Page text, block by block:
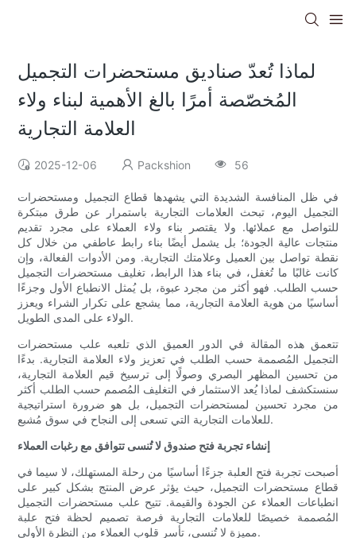
لماذا تُعدّ صناديق مستحضرات التجميل
المُخصّصة أمرًا بالغ الأهمية لبناء ولاء
العلامة التجارية
2025-12-06 Packshion 56
في ظل المنافسة الشديدة التي يشهدها قطاع التجميل ومستحضرات
التجميل اليوم، تبحث العلامات التجارية باستمرار عن طرق مبتكرة
للتواصل مع عملائها. ولا يقتصر بناء ولاء العملاء على مجرد تقديم
منتجات عالية الجودة؛ بل يشمل أيضًا بناء رابط عاطفي من خلال كل
نقطة تواصل بين العميل وعلامتك التجارية. ومن الأدوات الفعالة، وإن
كانت غالبًا ما تُغفل، في بناء هذا الرابط، تغليف مستحضرات التجميل
حسب الطلب. فهو أكثر من مجرد عبوة، بل يُمثل الانطباع الأول وجزءًا
أساسيًا من هوية العلامة التجارية، مما يشجع على تكرار الشراء ويعزز
الولاء على المدى الطويل.
تتعمق هذه المقالة في الدور العميق الذي تلعبه علب مستحضرات
التجميل المُصممة حسب الطلب في تعزيز ولاء العلامة التجارية. بدءًا
من تحسين المظهر البصري وصولًا إلى ترسيخ قيم العلامة التجارية،
سنستكشف لماذا يُعد الاستثمار في التغليف المُصمم حسب الطلب أكثر
من مجرد تحسين لمستحضرات التجميل، بل هو ضرورة استراتيجية
للعلامات التجارية التي تسعى إلى النجاح في سوق مُشبع.
إنشاء تجربة فتح صندوق لا تُنسى تتوافق مع رغبات العملاء
أصبحت تجربة فتح العلبة جزءًا أساسيًا من رحلة المستهلك، لا سيما في
قطاع مستحضرات التجميل، حيث يؤثر عرض المنتج بشكل كبير على
انطباعات العملاء عن الجودة والقيمة. تتيح علب مستحضرات التجميل
المُصممة خصيصًا للعلامات التجارية فرصة تصميم لحظة فتح علبة
مميزة لا تُنسى، تأسر قلوب العملاء من النظرة الأولى.